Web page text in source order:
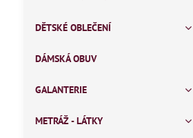
DĚTSKÉ OBLEČENÍ
DÁMSKÁ OBUV
GALANTERIE
METRÁŽ - LÁTKY